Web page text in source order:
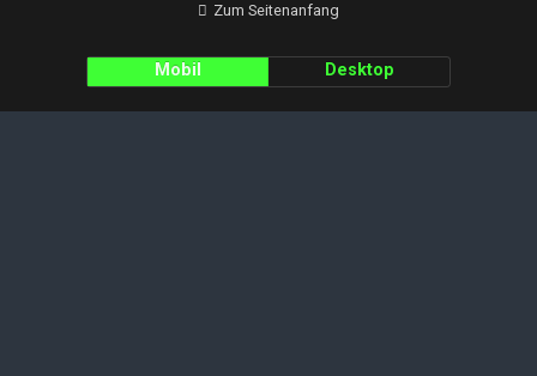
Zum Seitenanfang
Mobil Desktop